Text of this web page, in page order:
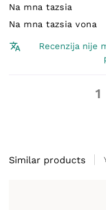
Na mna tazsia
Na mna tazsia vona
Recenzija nije
1
Similar products